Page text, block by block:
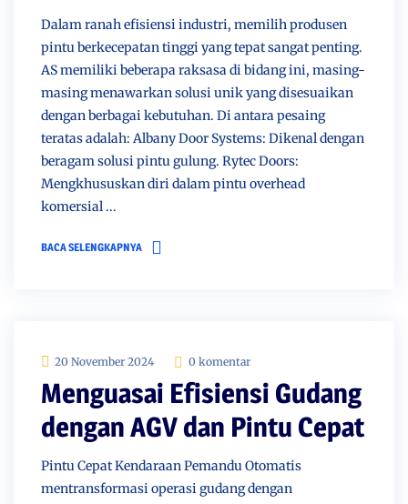
Dalam ranah efisiensi industri, memilih produsen
pintu berkecepatan tinggi yang tepat sangat penting.
AS memiliki beberapa raksasa di bidang ini, masing-
masing menawarkan solusi unik yang disesuaikan
dengan berbagai kebutuhan. Di antara pesaing
teratas adalah: Albany Door Systems: Dikenal dengan
beragam solusi pintu gulung. Rytec Doors:
Mengkhususkan diri dalam pintu overhead
komersial ...
BACA SELENGKAPNYA
20 November 2024 0 komentar
Menguasai Efisiensi Gudang
dengan AGV dan Pintu Cepat
Pintu Cepat Kendaraan Pemandu Otomatis
mentransformasi operasi gudang dengan